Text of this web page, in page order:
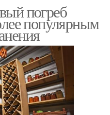
погреб
популярным